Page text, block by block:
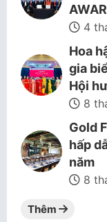
4
Hoa
gia
Hội
8
Gold
hấp
năm
8
Thêm